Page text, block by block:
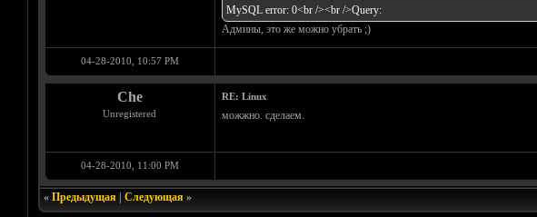
MySQL error: 0<br /><br />Query:
Админы, это же можно убрать ;)
04-28-2010, 10:57 PM
Che
Unregistered
RE: Linux
можжно. сделаем.
04-28-2010, 11:00 PM
« Предыдущая| Следующая»